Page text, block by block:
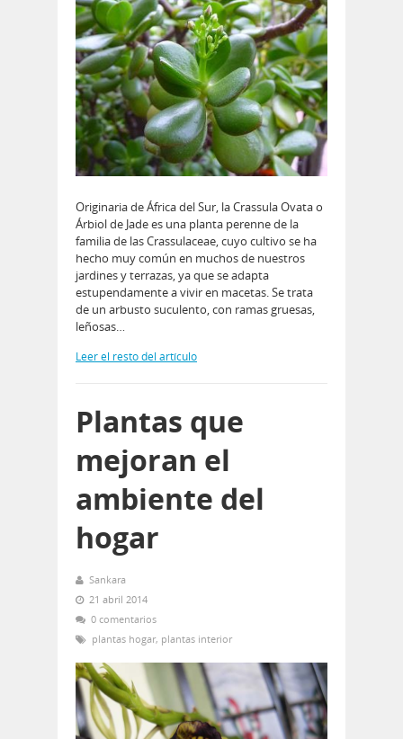
Originaria de África del Sur, la Crassula Ovata o
Árbiol de Jade es una planta perenne de la
familia de las Crassulaceae, cuyo cultivo se ha
hecho muy común en muchos de nuestros
jardines y terrazas, ya que se adapta
estupendamente a vivir en macetas. Se trata
de un arbusto suculento, con ramas gruesas,
leñosas…
Leer el resto del artículo
Plantas que
mejoran el
ambiente del
hogar
Sankara
21 abril 2014
0 comentarios
plantas hogar, plantas interior